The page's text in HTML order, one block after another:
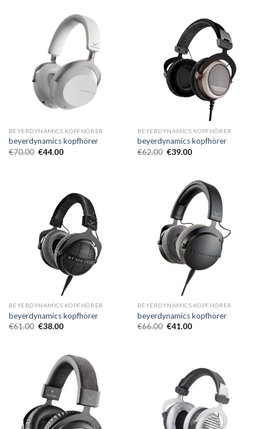
BEYERDYNAMICS KOPFHÖRER
beyerdynamics kopfhörer
€70.00 €44.00
BEYERDYNAMICS KOPFHÖRER
beyerdynamics kopfhörer
€62.00 €39.00
BEYERDYNAMICS KOPFHÖRER
beyerdynamics kopfhörer
€61.00 €38.00
BEYERDYNAMICS KOPFHÖRER
beyerdynamics kopfhörer
€66.00 €41.00